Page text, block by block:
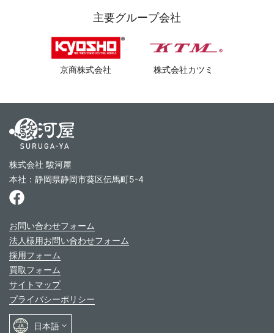
主要グループ会社
京商株式会社 株式会社カツミ
株式会社 駿河屋
本社：静岡県静岡市葵区伝馬町5-4
お問い合わせフォーム
法人様用お問い合わせフォーム
採用フォーム
買取フォーム
サイトマップ
プライバシーポリシー